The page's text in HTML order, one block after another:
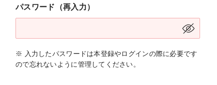
パスワード（再入力）
※ 入力したパスワードは本登録やログインの際に必要です
ので忘れないように管理してください。